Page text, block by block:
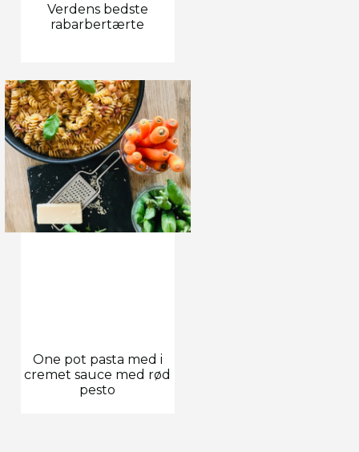
Verdens bedste
rabarbertærte
One pot pasta med i
cremet sauce med rød
pesto